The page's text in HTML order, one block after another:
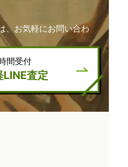
、お気軽にお問い合わ
間受付
LINE査定